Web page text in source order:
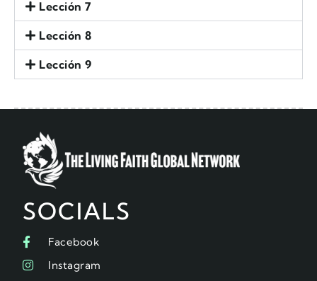
Lección 7
Lección 8
Lección 9
SOCIALS
Facebook
Instagram